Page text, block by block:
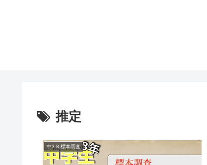
推定
中3-8.標本調査